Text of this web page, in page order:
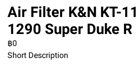
Air Filter K&N KT-
1290 Super Duke R
฿0
Short Description